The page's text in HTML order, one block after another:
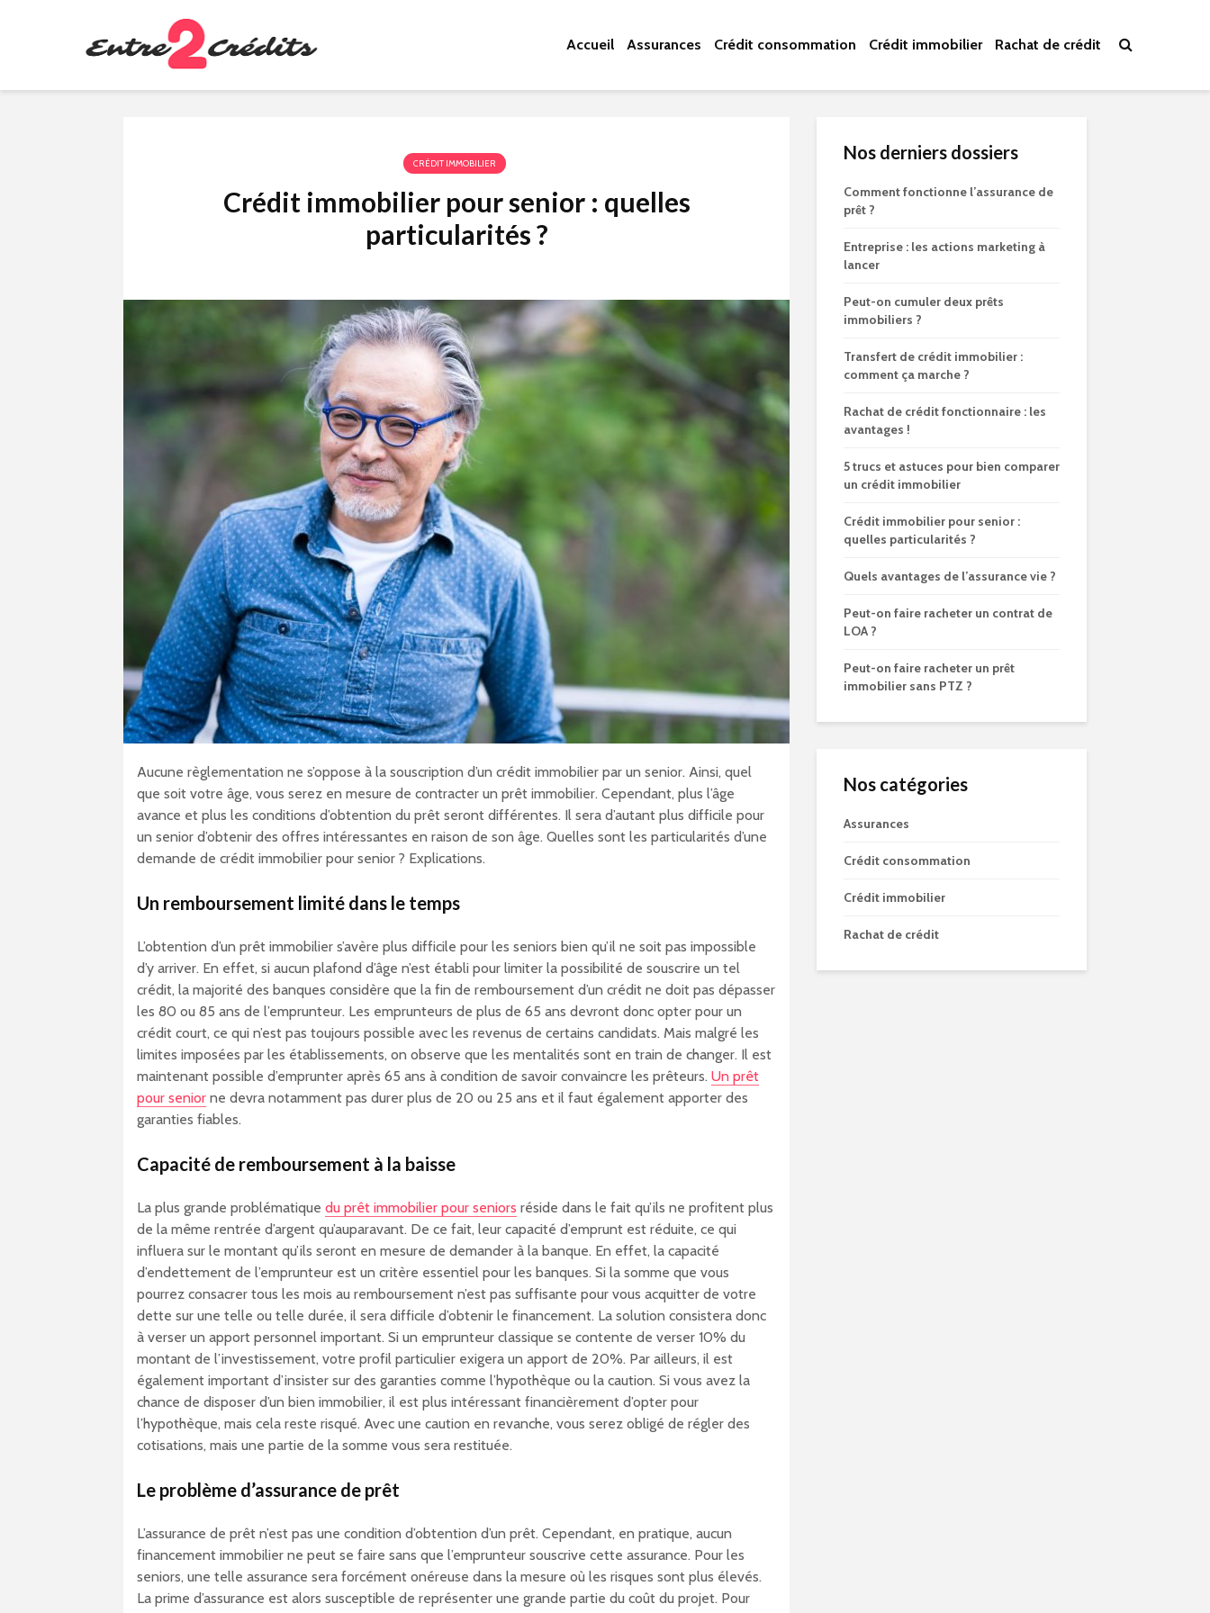
Accueil Assurances Crédit consommation Crédit immobilier Rachat de crédit
CRÉDIT IMMOBILIER
Crédit immobilier pour senior : quelles
particularités ?
Aucune règlementation ne s’oppose à la souscription d’un crédit immobilier par un senior. Ainsi, quel
que soit votre âge, vous serez en mesure de contracter un prêt immobilier. Cependant, plus l’âge
avance et plus les conditions d’obtention du prêt seront différentes. Il sera d’autant plus difficile pour
un senior d’obtenir des offres intéressantes en raison de son âge. Quelles sont les particularités d’une
demande de crédit immobilier pour senior ? Explications.
Un remboursement limité dans le temps
L’obtention d’un prêt immobilier s’avère plus difficile pour les seniors bien qu’il ne soit pas impossible
d’y arriver. En effet, si aucun plafond d’âge n’est établi pour limiter la possibilité de souscrire un tel
crédit, la majorité des banques considère que la fin de remboursement d’un crédit ne doit pas dépasser
les 80 ou 85 ans de l’emprunteur. Les emprunteurs de plus de 65 ans devront donc opter pour un
crédit court, ce qui n’est pas toujours possible avec les revenus de certains candidats. Mais malgré les
limites imposées par les établissements, on observe que les mentalités sont en train de changer. Il est
maintenant possible d’emprunter après 65 ans à condition de savoir convaincre les prêteurs. Un prêt
pour senior ne devra notamment pas durer plus de 20 ou 25 ans et il faut également apporter des
garanties fiables.
Capacité de remboursement à la baisse
La plus grande problématique du prêt immobilier pour seniors réside dans le fait qu’ils ne profitent plus
de la même rentrée d’argent qu’auparavant. De ce fait, leur capacité d’emprunt est réduite, ce qui
influera sur le montant qu’ils seront en mesure de demander à la banque. En effet, la capacité
d’endettement de l’emprunteur est un critère essentiel pour les banques. Si la somme que vous
pourrez consacrer tous les mois au remboursement n’est pas suffisante pour vous acquitter de votre
dette sur une telle ou telle durée, il sera difficile d’obtenir le financement. La solution consistera donc
à verser un apport personnel important. Si un emprunteur classique se contente de verser 10% du
montant de l’investissement, votre profil particulier exigera un apport de 20%. Par ailleurs, il est
également important d’insister sur des garanties comme l’hypothèque ou la caution. Si vous avez la
chance de disposer d’un bien immobilier, il est plus intéressant financièrement d’opter pour
l’hypothèque, mais cela reste risqué. Avec une caution en revanche, vous serez obligé de régler des
cotisations, mais une partie de la somme vous sera restituée.
Le problème d’assurance de prêt
L’assurance de prêt n’est pas une condition d’obtention d’un prêt. Cependant, en pratique, aucun
financement immobilier ne peut se faire sans que l’emprunteur souscrive cette assurance. Pour les
seniors, une telle assurance sera forcément onéreuse dans la mesure où les risques sont plus élevés.
La prime d’assurance est alors susceptible de représenter une grande partie du coût du projet. Pour
Nos derniers dossiers
Comment fonctionne l’assurance de
prêt ?
Entreprise : les actions marketing à
lancer
Peut-on cumuler deux prêts
immobiliers ?
Transfert de crédit immobilier :
comment ça marche ?
Rachat de crédit fonctionnaire : les
avantages !
5 trucs et astuces pour bien comparer
un crédit immobilier
Crédit immobilier pour senior :
quelles particularités ?
Quels avantages de l’assurance vie ?
Peut-on faire racheter un contrat de
LOA ?
Peut-on faire racheter un prêt
immobilier sans PTZ ?
Nos catégories
Assurances
Crédit consommation
Crédit immobilier
Rachat de crédit